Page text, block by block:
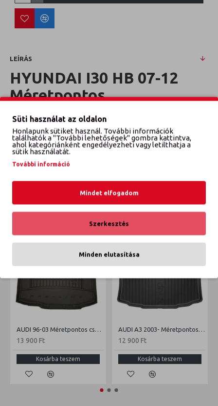
LEÍRÁS
HYUNDAI I30 HB 07-12
Méretpontos
csomagtértálca
Évjárat: 2007-2012
VÉLEMÉNYEK
AUDI 96-03 Méretpontos csomagtértálca
13 900 Ft
Kosárba teszem
AUDI A3 2003- Méretpontos csomagtértálca
12 900 Ft
Kosárba teszem
Süti használat az oldalon
Honlapunk sütiket használ. További információk
találhatók a "További lehetőségek" gombra kattintva,
ahol kategóriánként engedélyezheti vagy letilthatja a
sütik használatát.
További információ
Mindet elfogadom
Szerkesztés
Minden elutasítása